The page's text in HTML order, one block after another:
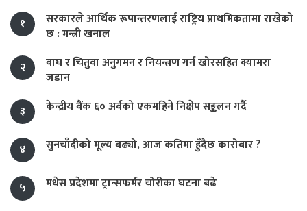
१
सरकारले आर्थिक रूपान्तरणलाई राष्ट्रिय प्राथमिकतामा राखेको
छ : मन्त्री खनाल
२
बाघ र चितुवा अनुगमन र नियन्त्रण गर्न खोरसहित क्यामरा
जडान
३
केन्द्रीय बैंक ६० अर्बको एकमहिने निक्षेप सङ्कलन गर्दै
४ सुनचाँदीको मूल्य बढ्यो, आज कतिमा हुँदैछ कारोबार ?
५ मधेस प्रदेशमा ट्रान्सफर्मर चोरीका घटना बढे